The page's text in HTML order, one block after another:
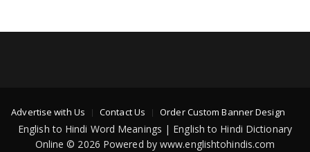
Advertise with Us Contact Us Order Custom Banner Design
English to Hindi Word Meanings | English to Hindi Dictionary
Online © 2026 Powered by www.englishtohindis.com